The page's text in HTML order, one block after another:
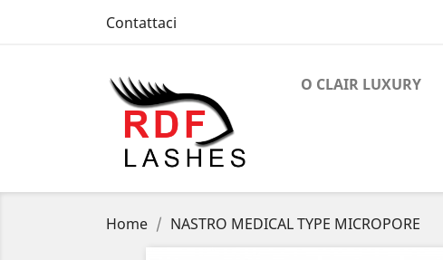
Contattaci
O CLAIR LUXURY
Home NASTRO MEDICAL TYPE MICROPORE